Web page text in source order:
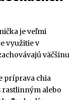
je veľmi
využitie v
väčšinu
príprava chia
rastlinným alebo